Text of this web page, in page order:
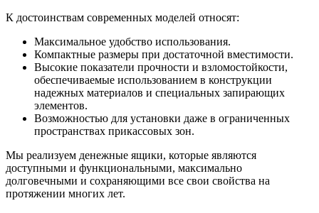
К достоинствам современных моделей относят:
Максимальное удобство использования.
Компактные размеры при достаточной вместимости.
Высокие показатели прочности и взломостойкости,
обеспечиваемые использованием в конструкции
надежных материалов и специальных запирающих
элементов.
Возможностью для установки даже в ограниченных
пространствах прикассовых зон.
Мы реализуем денежные ящики, которые являются
доступными и функциональными, максимально
долговечными и сохраняющими все свои свойства на
протяжении многих лет.